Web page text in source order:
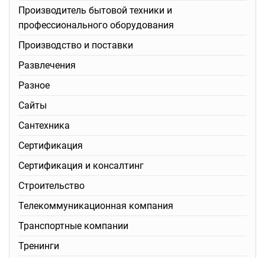
Производитель бытовой техники и
профессионального оборудования
Производство и поставки
Развлечения
Разное
Сайты
Сантехника
Сертификация
Сертификация и консалтинг
Строительство
Телекоммуникационная компания
Транспортные компании
Тренинги